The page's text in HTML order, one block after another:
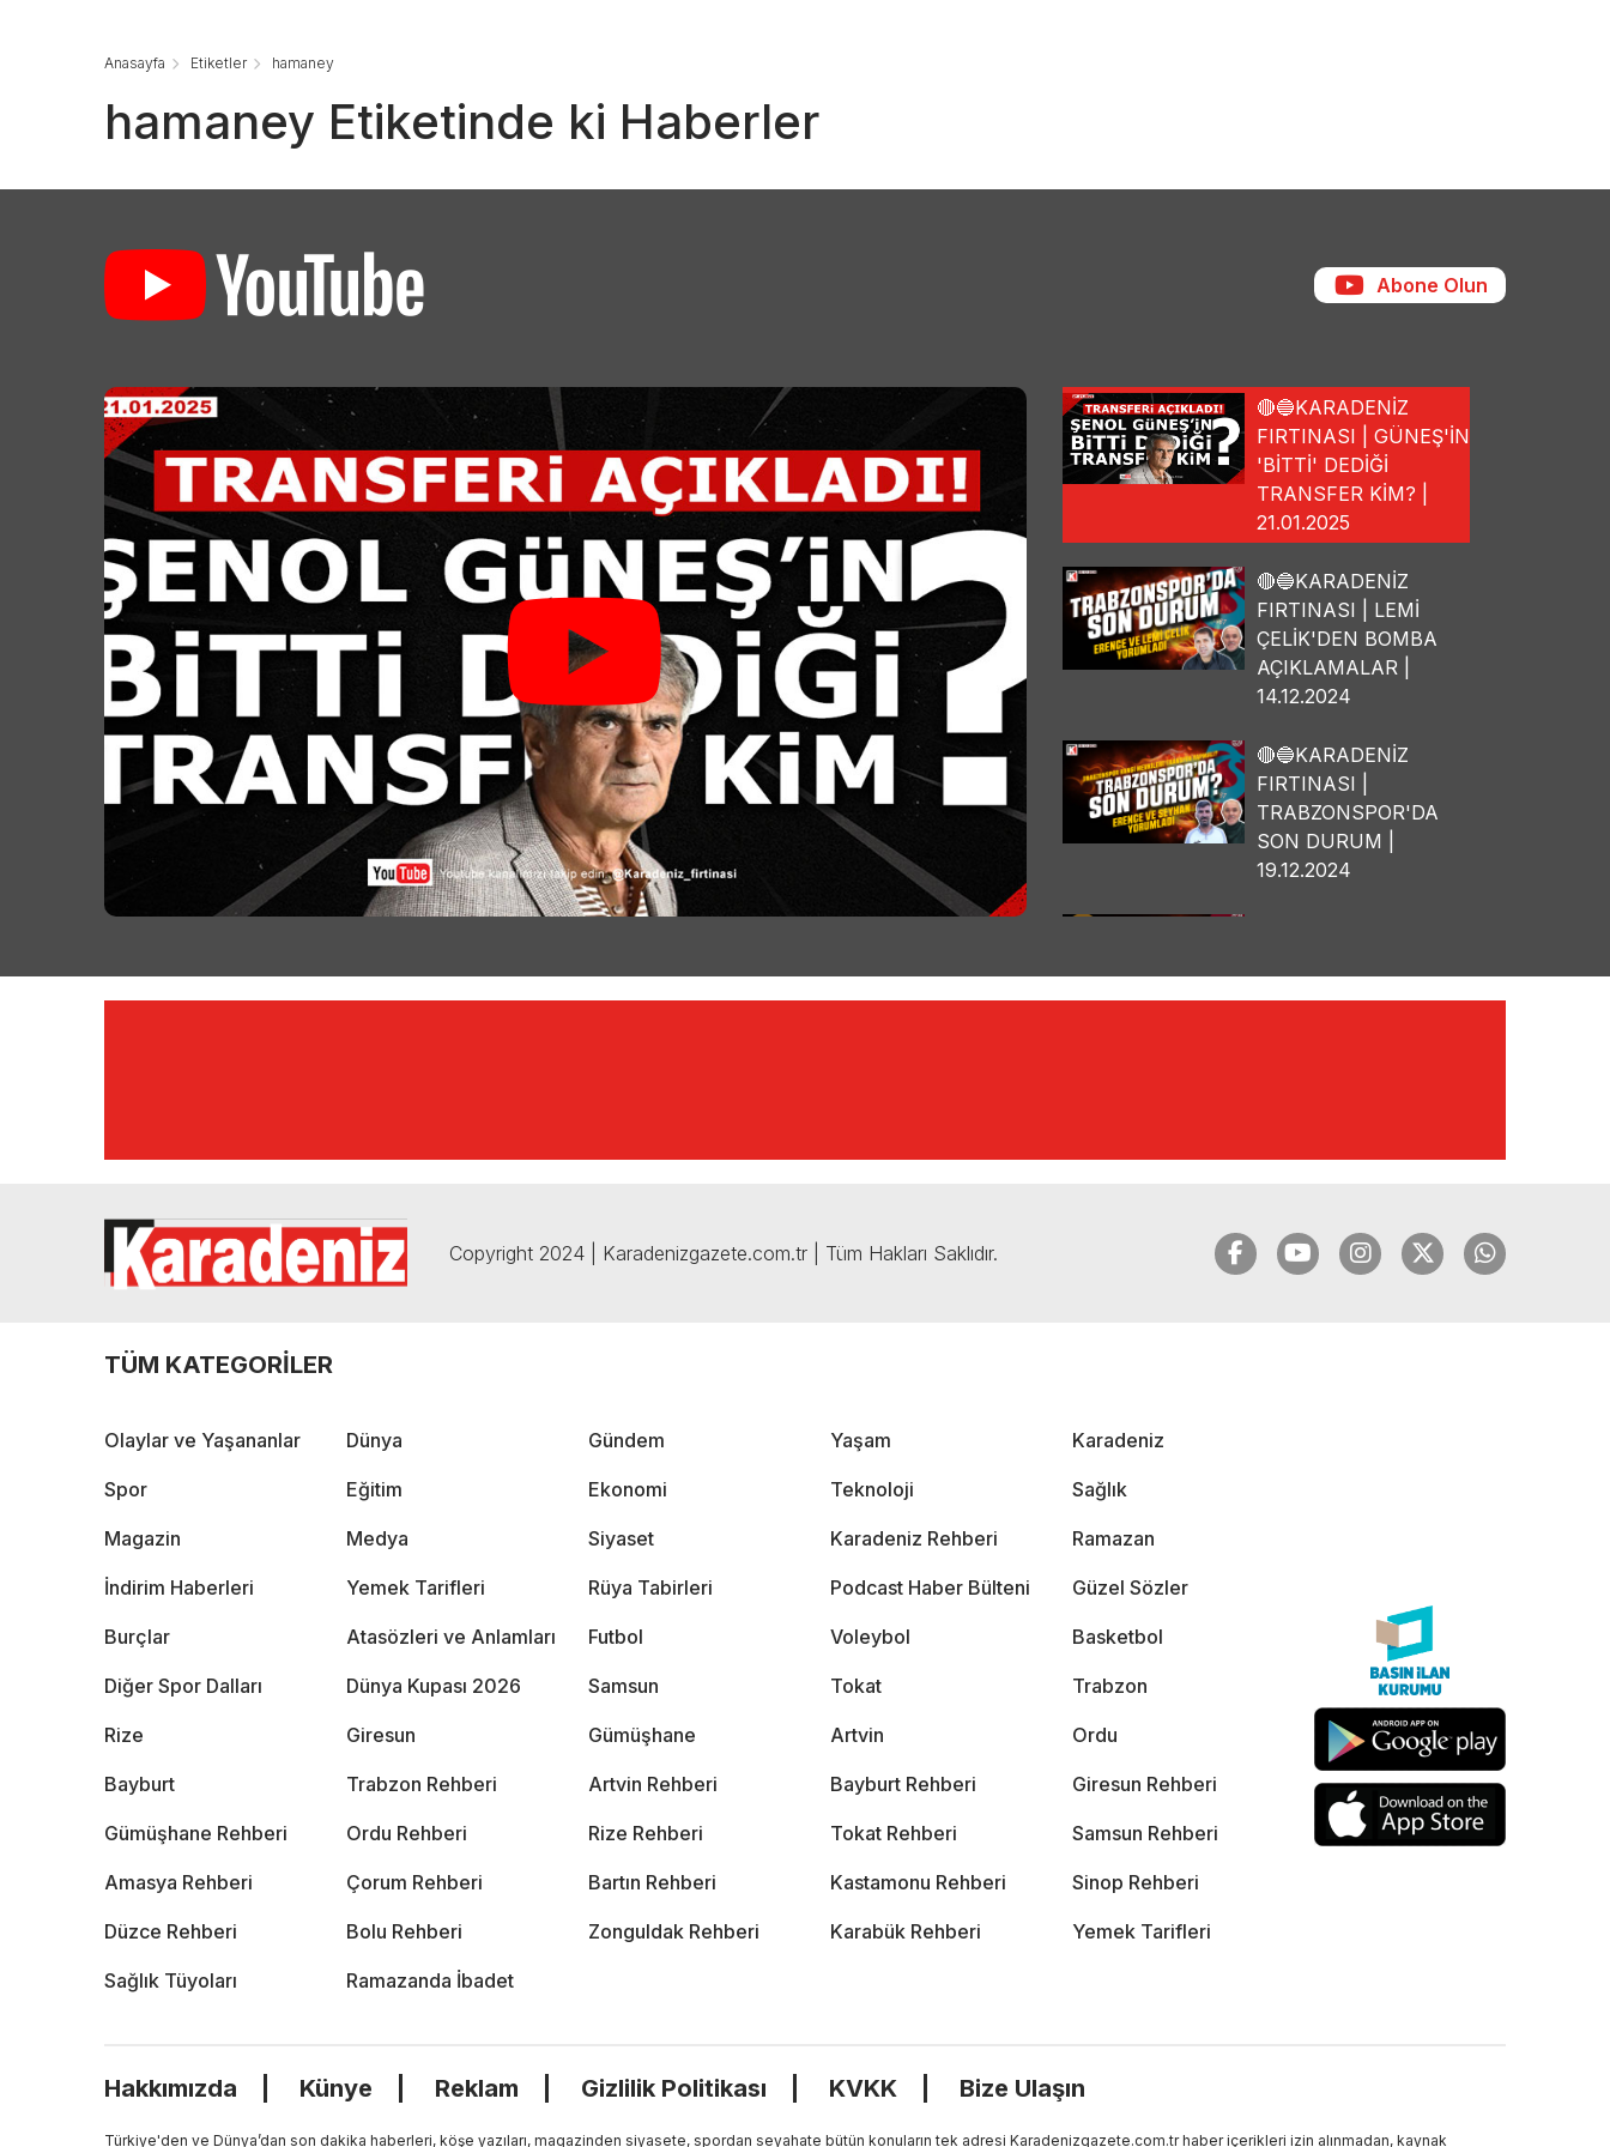
Anasayfa Etiketler hamaney
hamaney Etiketinde ki Haberler
Abone Olun
🔴🔵KARADENİZ
FIRTINASI | GÜNEŞ'İN
'BİTTİ' DEDİĞİ
TRANSFER KİM? |
21.01.2025
🔴🔵KARADENİZ
FIRTINASI | LEMİ
ÇELİK'DEN BOMBA
AÇIKLAMALAR |
14.12.2024
🔴🔵KARADENİZ
FIRTINASI |
TRABZONSPOR'DA
SON DURUM |
19.12.2024
FIRTINASI | YILMAZ
06.12.2024
Copyright 2024 | Karadenizgazete.com.tr | Tüm Hakları Saklıdır.
TÜM KATEGORİLER
Olaylar ve Yaşananlar Dünya Gündem Yaşam Karadeniz
Spor Eğitim Ekonomi Teknoloji Sağlık
Magazin Medya Siyaset Karadeniz Rehberi Ramazan
İndirim Haberleri Yemek Tarifleri Rüya Tabirleri Podcast Haber Bülteni Güzel Sözler
Burçlar Atasözleri ve Anlamları Futbol Voleybol Basketbol
Diğer Spor Dalları Dünya Kupası 2026 Samsun Tokat Trabzon
Rize Giresun Gümüşhane Artvin Ordu
Bayburt Trabzon Rehberi Artvin Rehberi Bayburt Rehberi Giresun Rehberi
Gümüşhane Rehberi Ordu Rehberi Rize Rehberi Tokat Rehberi Samsun Rehberi
Amasya Rehberi Çorum Rehberi Bartın Rehberi Kastamonu Rehberi Sinop Rehberi
Düzce Rehberi Bolu Rehberi Zonguldak Rehberi Karabük Rehberi Yemek Tarifleri
Sağlık Tüyoları Ramazanda İbadet
Hakkımızda Künye Reklam Gizlilik Politikası KVKK Bize Ulaşın
Türkiye'den ve Dünya’dan son dakika haberleri, köşe yazıları, magazinden siyasete, spordan seyahate bütün konuların tek adresi Karadenizgazete.com.tr haber içerikleri izin alınmadan, kaynak